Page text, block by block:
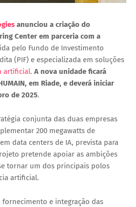
anunciou a criação do
Center em parceria com a
pelo Fundo de Investimento
(PIF) e especializada em soluções
artificial. A nova unidade ficará
em Riade, e deverá iniciar
de 2025.
conjunta das duas empresas
200 megawatts de
data centers de IA, prevista para
pretende apoiar as ambições
tornar um dos principais polos
artificial.
e integração das